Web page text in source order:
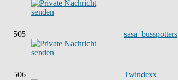
505 sasa_busspotters
506 Twindexx